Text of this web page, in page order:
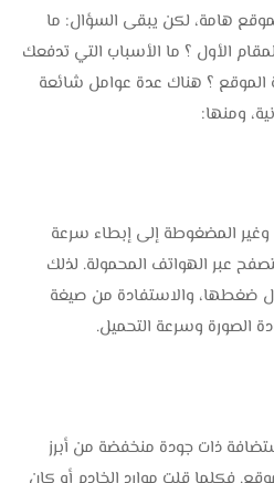
هامة، لكن يبقى السؤال: ما
الأول ؟ ما الأسباب التي تدفعك
؟ هناك عدة عوامل شائعة
ومنها:
وغير المضغوطة إلى إبطاء سرعة
عبر الهواتف المحمولة. لذلك
ضغطها، والاستفادة من صيغة
ذات جودة منخفضة من أبرز